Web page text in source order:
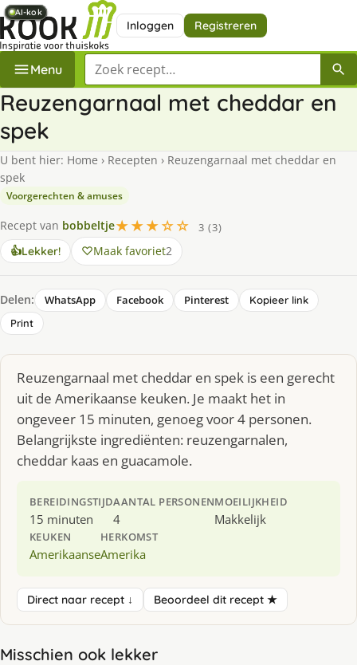
Inloggen Registreren
Menu Zoek een recept
Reuzengarnaal met cheddar en
spek
U bent hier: Home › Recepten › Reuzengarnaal met cheddar en
spek
Voorgerechten & amuses
Recept van bobbeltje★★★☆☆
3 (3)
👍Lekker! Maak favoriet2
Delen: WhatsApp Facebook Pinterest
Kopieer link
Print
Reuzengarnaal met cheddar en spek is een gerecht
uit de Amerikaanse keuken. Je maakt het in
ongeveer 15 minuten, genoeg voor 4 personen.
Belangrijkste ingrediënten: reuzengarnalen,
cheddar kaas en guacamole.
BEREIDINGSTIJD
15 minuten
AANTAL PERSONEN
4
MOEILIJKHEID
Makkelijk
KEUKEN
Amerikaanse
HERKOMST
Amerika
Direct naar recept ↓ Beoordeel dit recept ★
Misschien ook lekker
AI-kok
AI-kok
AI-kok
AI-kok
AI-kok
AI-kok
AI-kok
AI-kok